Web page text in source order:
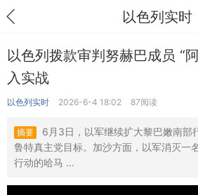
以色列实时
以色列拨款审判努赫巴成员 “
入实战
以色列实时 2026-6-4 18:02 87阅读
摘要
6月3日，以军继续扩大黎巴嫩南部
鲁特真主党目标。加沙方面，以军消灭一
行动的哈马 ...